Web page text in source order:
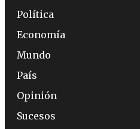
Política
Economía
Mundo
País
Opinión
Sucesos